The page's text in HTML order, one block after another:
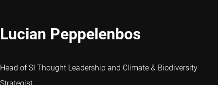
Lucian Peppelenbos
Head of SI Thought Leadership and Climate & Biodiversity